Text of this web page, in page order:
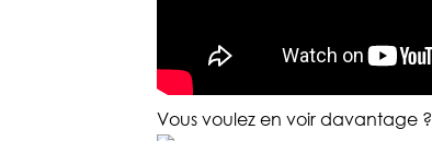
Vous voulez en voir davantage ?